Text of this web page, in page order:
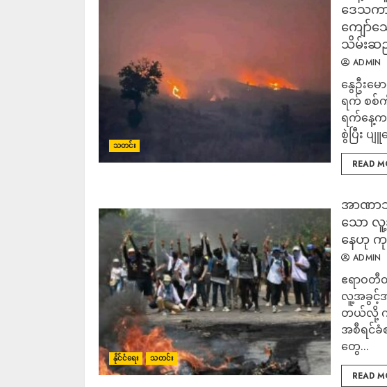
သတင်း
ဒေသက
ကျော်
သိမ်းဆ
ADMIN
နွေဦးမ
ရက် စစ်
ရက်နေ့
စွဲပြီး ပ
READ
နိုင်ငံရေး သတင်း
အာဏာ
သော
နေဟု ကု
ADMIN
ဧရာဝတီ
လူ့အခွင့်
တယ်လို့ ကု
အစီရင်ခံ
တွေ...
READ